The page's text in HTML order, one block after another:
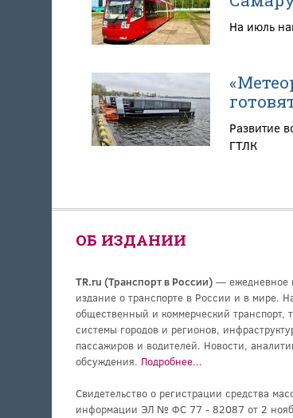
На июль
Развитие
ГТЛК
ОБ ИЗДАНИИ
TR.ru (Транспорт в России)— ежедневное
издание о транспорте в России и в мире.
общественный и коммерческий транспорт,
системы городов и регионов,
пассажиров и водителей. Новости,
обсуждения. Подробнее...
Свидетельство о регистрации средства
информации ЭЛ № ФС 77 - 82087 от 2